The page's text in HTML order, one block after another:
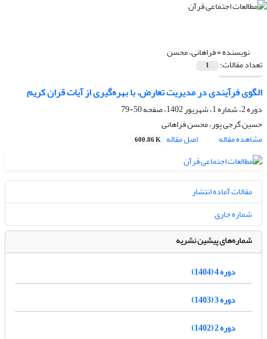
نویسنده =فراهانی، محسن
تعداد مقالات: 1
الگوی فرآیندی در مدیریت تعارض، با بهره‌گیری از آیات قران کریم
دوره 2، شماره 1، شهریور 1402، صفحه
50-79
حسین گرجی پور، محسن فراهانی
مشاهده مقاله
اصل مقاله 600.86 K
مقالات آماده انتشار
شماره جاری
شماره‌های پیشین نشریه
دوره 4 (1404)
دوره 3 (1403)
دوره 2 (1402)